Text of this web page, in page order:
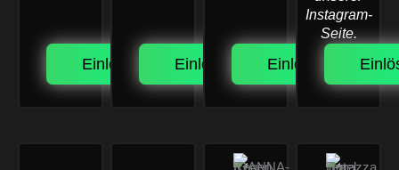
Einlösen. Einlösen. Einlösen.
Instagram-
Seite.